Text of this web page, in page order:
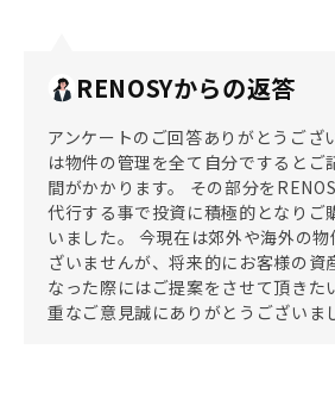
RENOSYからの返答
アンケートのご回答ありがとうござ
は物件の管理を全て自分でするとご
間がかかります。 その部分を
代行する事で投資に積極的となりご
いました。 今現在は郊外や海外の
ざいませんが、将来的にお客様の資
なった際にはご提案をさせて頂きた
重なご意見誠にありがとうございま